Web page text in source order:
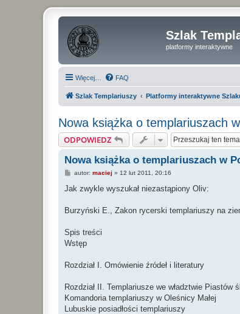
Szlak
platformy interaktywne
Więcej… FAQ
Szlak Templariuszy Platformy interaktywne
Nowa książka o templariuszach
ODPOWIEDZ
Nowa książka o templariuszach w
P
s
autor: maciej » 12 lut 2011, 20:16
Jak zwykle wyszukał niezastąpiony Oliv:
Burzyński E., Zakon rycerski templariuszy na
Spis treści
Wstęp
Rozdział I. Omówienie źródeł i literatury
Rozdział II. Templariusze we władztwie Piastów
Komandoria templariuszy w Oleśnicy Małej
Lubuskie posiadłości templariuszy